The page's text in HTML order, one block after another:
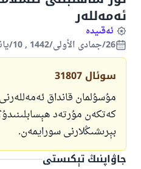
ئەمەللەر
ئەقىيدە
26/جمادى الأولى/1442 , 10/يانۋار/2021
سوئال 31807
مۇسۇلمان قانداق
كەتكەن مۇرتەد
بېرىشىڭلارنى سورايمەن.
جاۋاپنىڭ تېكىستى